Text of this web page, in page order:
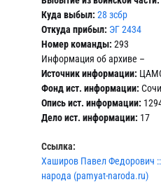
Куда выбыл: 28 зсбр
Откуда прибыл: ЭГ 2434
Номер команды: 293
Информация об архиве –
Источник информации:
Фонд ист. информации:
Опись ист. информации:
Дело ист. информации: 17
Ссылка:
Хаширов Павел Федорович
народа (pamyat-naroda.ru)